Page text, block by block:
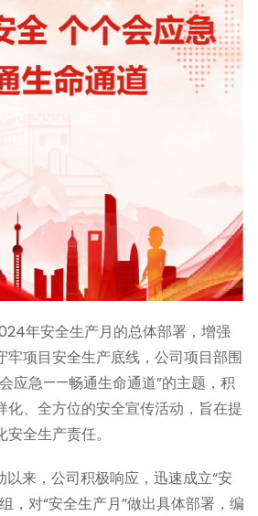
年安全生产月的总体部署，增强
牢项目安全生产底线，公司项目部围
应急——畅通生命通道”的主题，积
化、全方位的安全宣传活动，旨在提
全生产责任。
以来，公司积极响应，迅速成立“安
，对“安全生产月”做出具体部署，编